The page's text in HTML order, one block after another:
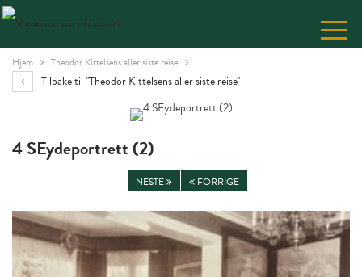
Skip
Content
Hjem Theodor Kittelsens aller siste reise
Tilbake til "Theodor Kittelsens aller siste reise"
4 SEydeportrett (2)
NESTE FORRIGE